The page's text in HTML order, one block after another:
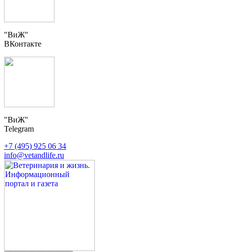
"ВиЖ"
ВКонтакте
"ВиЖ"
Telegram
+7 (495) 925 06 34
info@vetandlife.ru